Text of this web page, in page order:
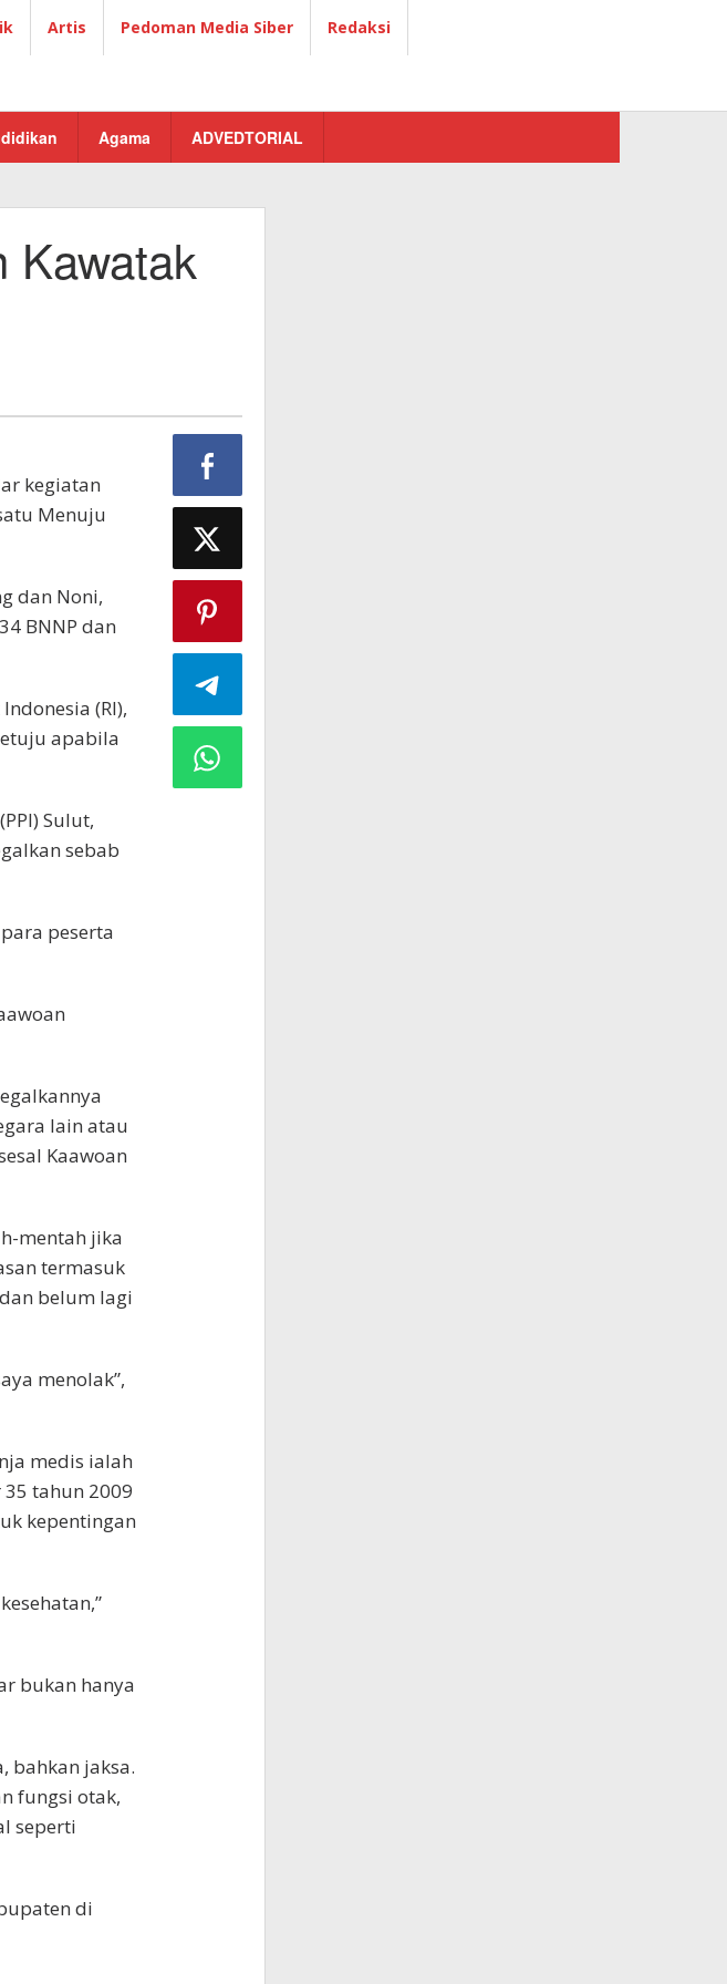
Artis Pedoman Media Siber Redaksi
Agama ADVEDTORIAL
Kawatak
kegiatan
Menuju
dan Noni,
BNNP dan
(RI),
apabila
Sulut,
sebab
peserta
lain atau
Kaawoan
mentah jika
termasuk
belum lagi
menolak”,
medis ialah
tahun 2009
kepentingan
bukan hanya
bahkan jaksa.
fungsi otak,
seperti
di